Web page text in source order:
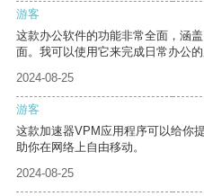
游客
这款办公软件的功能非常全面，涵
面。我可以使用它来完成日常办公的
2024-08-25
游客
这款加速器VPM应用程序可以给你
助你在网络上自由移动。
2024-08-25